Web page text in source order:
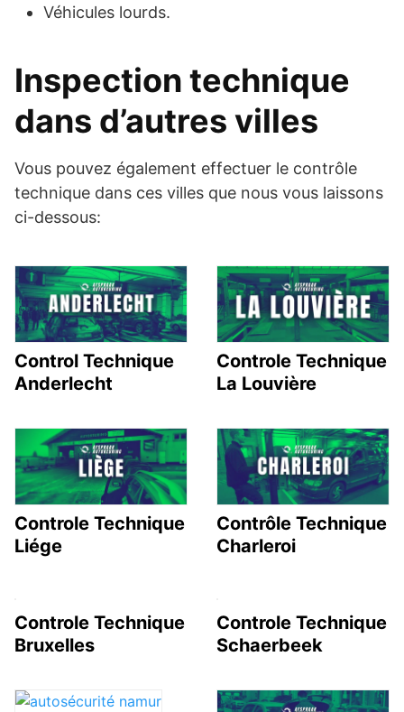
Véhicules lourds.
Inspection technique
dans d’autres villes
Vous pouvez également effectuer le contrôle
technique dans ces villes que nous vous laissons
ci-dessous:
Control Technique
Anderlecht
Controle Technique
La Louvière
Controle Technique
Liége
Contrôle Technique
Charleroi
Controle Technique
Bruxelles
Controle Technique
Schaerbeek